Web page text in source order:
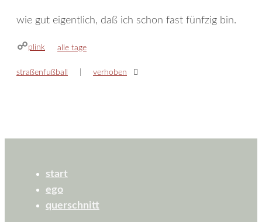
wie gut eigentlich, daß ich schon fast fünfzig bin.
plink kategorien
alle tage
straßenfußball verhoben
start
ego
querschnitt